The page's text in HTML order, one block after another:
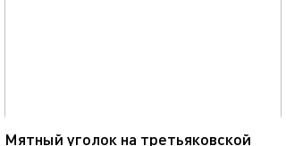
Мятный уголок на третьяковской